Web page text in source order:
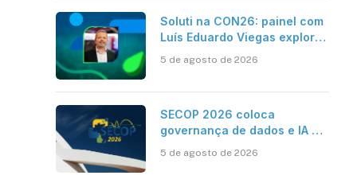
Soluti na CON26: painel com
Luís Eduardo Viegas explora
eficiência da Contabilidade
5 de agosto de 2026
SECOP 2026 coloca
governança de dados e IA no
5 de agosto de 2026